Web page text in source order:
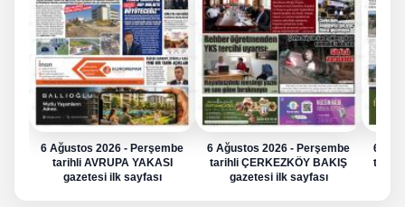
6 Ağustos 2026 - Perşembe
tarihli AVRUPA YAKASI
gazetesi ilk sayfası
6 Ağustos 2026 - Perşembe
tarihli ÇERKEZKÖY BAKIŞ
gazetesi ilk sayfası
6
tarihli